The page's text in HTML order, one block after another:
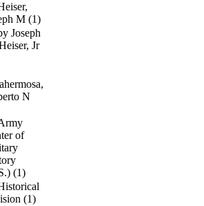
M (1)
Joseph
Jr
N
of
(1)
(1)